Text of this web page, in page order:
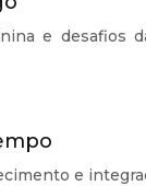
e desafios
e